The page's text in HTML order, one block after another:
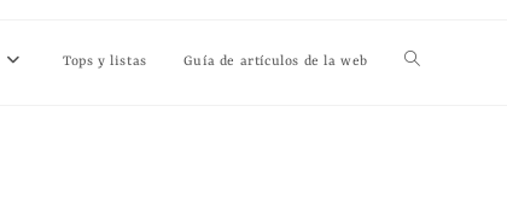
Tops y listas Guía de artículos de la web